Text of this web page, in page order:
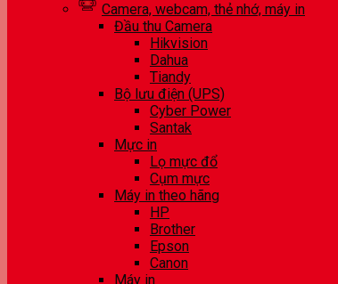
Camera, webcam, thẻ nhớ, máy in
Đầu thu Camera
Hikvision
Dahua
Tiandy
Bộ lưu điện (UPS)
Cyber Power
Santak
Mực in
Lọ mực đổ
Cụm mực
Máy in theo hãng
HP
Brother
Epson
Canon
Máy in